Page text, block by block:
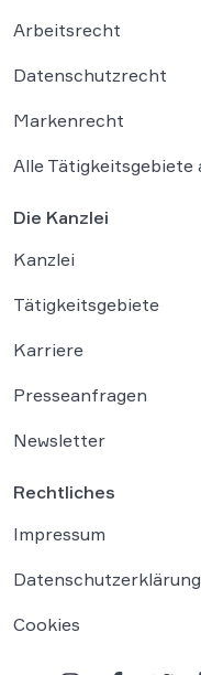
Arbeitsrecht
Datenschutzrecht
Markenrecht
Alle Tätigkeitsgebiete
Die Kanzlei
Kanzlei
Tätigkeitsgebiete
Karriere
Presseanfragen
Newsletter
Rechtliches
Impressum
Datenschutzerklärung
Cookies